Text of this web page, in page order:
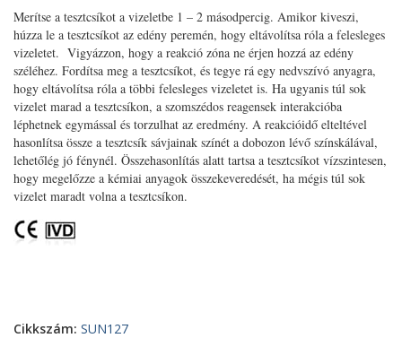
Merítse a tesztcsíkot a vizeletbe 1 – 2 másodpercig. Amikor kiveszi,
húzza le a tesztcsíkot az edény peremén, hogy eltávolítsa róla a felesleges
vizeletet. Vigyázzon, hogy a reakció zóna ne érjen hozzá az edény
széléhez. Fordítsa meg a tesztcsíkot, és tegye rá egy nedvszívó anyagra,
hogy eltávolítsa róla a többi felesleges vizeletet is. Ha ugyanis túl sok
vizelet marad a tesztcsíkon, a szomszédos reagensek interakcióba
léphetnek egymással és torzulhat az eredmény. A reakcióidő elteltével
hasonlítsa össze a tesztcsík sávjainak színét a dobozon lévő színskálával,
lehetőlég jó fénynél. Összehasonlítás alatt tartsa a tesztcsíkot vízszintesen,
hogy megelőzze a kémiai anyagok összekeveredését, ha mégis túl sok
vizelet maradt volna a tesztcsíkon.
Cikkszám: SUN127